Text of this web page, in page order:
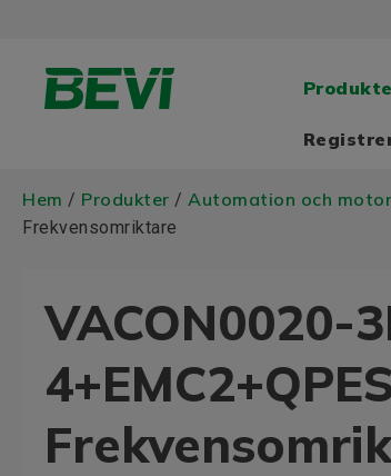
Hem / Produkter / Automation och
Frekvensomriktare
VACON0020-